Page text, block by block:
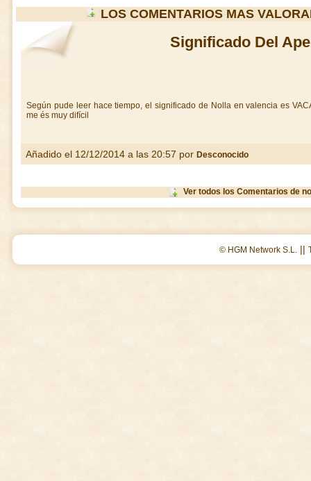
LOS COMENTARIOS MAS
Significado Del
Según pude leer hace tiempo, el significado de Nolla en valencia es
me és muy difícil
Añadido el 12/12/2014 a las 20:57 por Desconocido
Ver todos los Comentarios de
© HGM Network S.L. ||